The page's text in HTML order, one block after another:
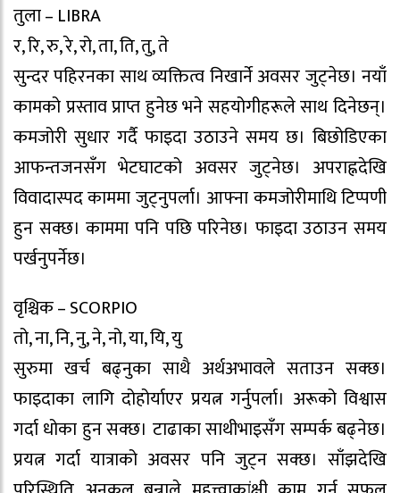
तुला – LIBRA
र, रि, रु, रे, रो, ता, ति, तु, ते
सुन्दर पहिरनका साथ व्यक्तित्व निखार्ने अवसर जुट्नेछ। नयाँ
कामको प्रस्ताव प्राप्त हुनेछ भने सहयोगीहरूले साथ दिनेछन्।
कमजोरी सुधार गर्दै फाइदा उठाउने समय छ। बिछोडिएका
आफन्तजनसँग भेटघाटको अवसर जुट्नेछ। अपराह्नदेखि
विवादास्पद काममा जुट्नुपर्ला। आफ्ना कमजोरीमाथि टिप्पणी
हुन सक्छ। काममा पनि पछि परिनेछ। फाइदा उठाउन समय
पर्खनुपर्नेछ।
वृश्चिक – SCORPIO
तो, ना, नि, नु, ने, नो, या, यि, यु
सुरुमा खर्च बढ्नुका साथै अर्थअभावले सताउन सक्छ।
फाइदाका लागि दोहोर्याएर प्रयत्न गर्नुपर्ला। अरूको विश्वास
गर्दा धोका हुन सक्छ। टाढाका साथीभाइसँग सम्पर्क बढ्नेछ।
प्रयत्न गर्दा यात्राको अवसर पनि जुट्न सक्छ। साँझदेखि